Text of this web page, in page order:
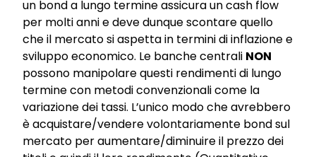
un bond a lungo termine assicura un cash flow
per molti anni e deve dunque scontare quello
che il mercato si aspetta in termini di inflazione e
sviluppo economico. Le banche centrali NON
possono manipolare questi rendimenti di lungo
termine con metodi convenzionali come la
variazione dei tassi. L’unico modo che avrebbero
è acquistare/vendere volontariamente bond sul
mercato per aumentare/diminuire il prezzo dei